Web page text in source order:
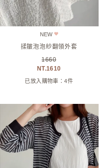
NEW
揉皺泡泡紗翻領外套
1660
1610
已放入購物車：4件